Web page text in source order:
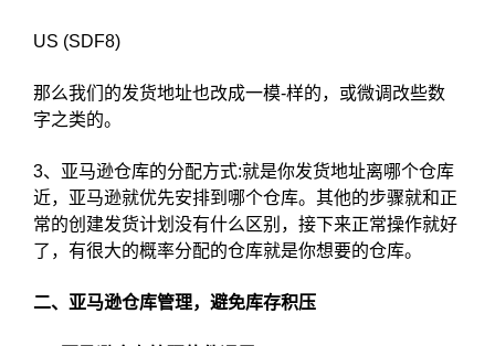
US (SDF8)
那么我们的发货地址也改成一模-样的，或微调改些数
字之类的。
3、亚马逊仓库的分配方式:就是你发货地址离哪个仓库
近，亚马逊就优先安排到哪个仓库。其他的步骤就和正
常的创建发货计划没有什么区别，接下来正常操作就好
了，有很大的概率分配的仓库就是你想要的仓库。
二、亚马逊仓库管理，避免库存积压